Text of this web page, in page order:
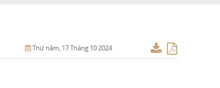
Thứ năm, 17 Tháng 10 2024